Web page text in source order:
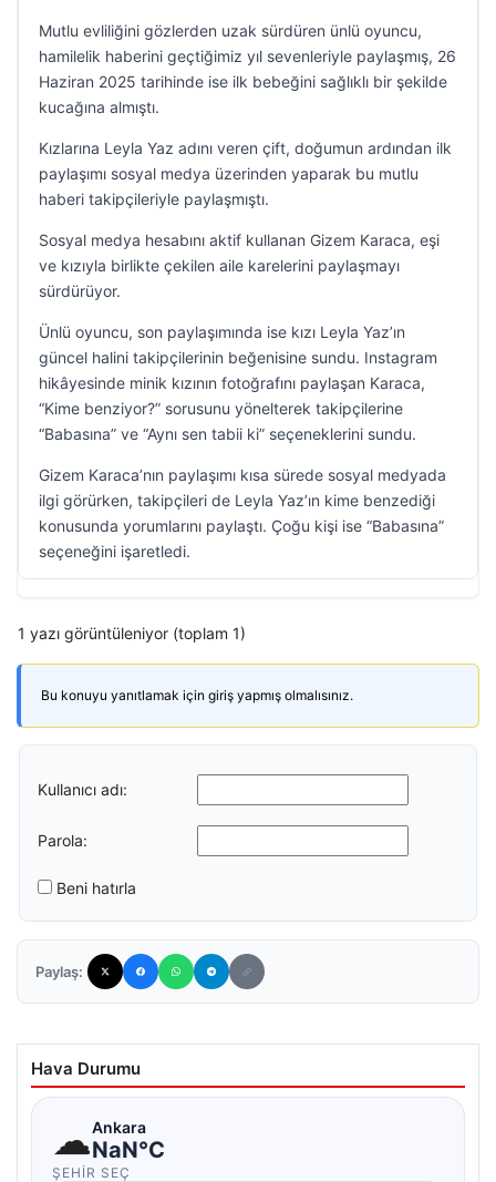
Mutlu evliliğini gözlerden uzak sürdüren ünlü oyuncu,
hamilelik haberini geçtiğimiz yıl sevenleriyle paylaşmış, 26
Haziran 2025 tarihinde ise ilk bebeğini sağlıklı bir şekilde
kucağına almıştı.
Kızlarına Leyla Yaz adını veren çift, doğumun ardından ilk
paylaşımı sosyal medya üzerinden yaparak bu mutlu
haberi takipçileriyle paylaşmıştı.
Sosyal medya hesabını aktif kullanan Gizem Karaca, eşi
ve kızıyla birlikte çekilen aile karelerini paylaşmayı
sürdürüyor.
Ünlü oyuncu, son paylaşımında ise kızı Leyla Yaz’ın
güncel halini takipçilerinin beğenisine sundu. Instagram
hikâyesinde minik kızının fotoğrafını paylaşan Karaca,
“Kime benziyor?” sorusunu yönelterek takipçilerine
“Babasına” ve “Aynı sen tabii ki” seçeneklerini sundu.
Gizem Karaca’nın paylaşımı kısa sürede sosyal medyada
ilgi görürken, takipçileri de Leyla Yaz’ın kime benzediği
konusunda yorumlarını paylaştı. Çoğu kişi ise “Babasına”
seçeneğini işaretledi.
1 yazı görüntüleniyor (toplam 1)
Bu konuyu yanıtlamak için giriş yapmış olmalısınız.
Kullanıcı adı:
Parola:
Beni hatırla
Paylaş:
Hava Durumu
☁Ankara
NaN°C
ŞEHIR SEÇ